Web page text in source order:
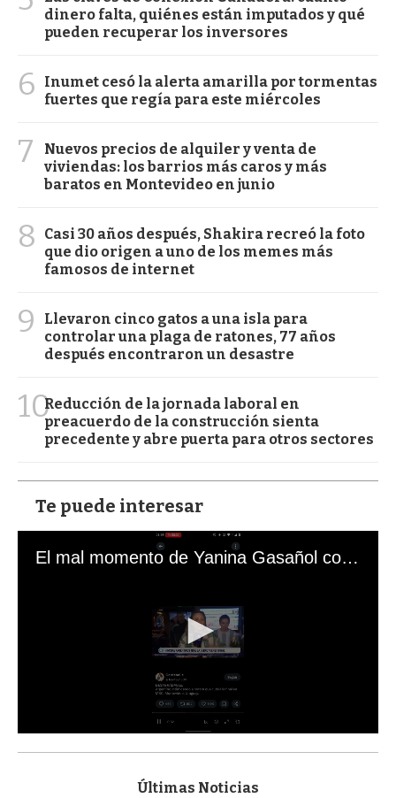
dinero falta, quiénes están imputados y qué
pueden recuperar los inversores
6
Inumet cesó la alerta amarilla por tormentas
fuertes que regía para este miércoles
7
Nuevos precios de alquiler y venta de
viviendas: los barrios más caros y más
baratos en Montevideo en junio
8
Casi 30 años después, Shakira recreó la foto
que dio origen a uno de los memes más
famosos de internet
9
Llevaron cinco gatos a una isla para
controlar una plaga de ratones, 77 años
después encontraron un desastre
10Reducción de la jornada laboral en
preacuerdo de la construcción sienta
precedente y abre puerta para otros sectores
Te puede interesar
El mal momento de Yanina Gasañol con un hincha argentino en "Subrayado"
s
Últimas Noticias